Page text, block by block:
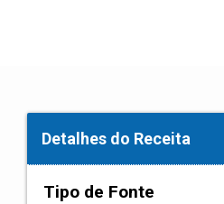
Detalhes do Receita
Tipo de Fonte